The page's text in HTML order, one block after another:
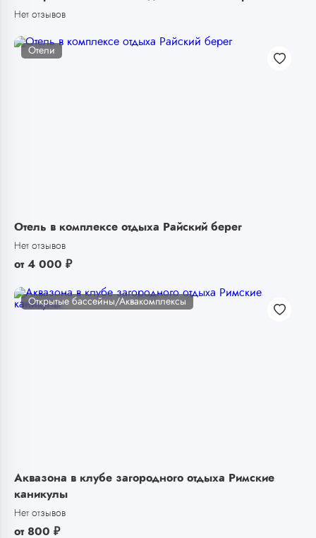
Нет отзывов
Отели
Отель в комплексе отдыха Райский берег
Нет отзывов
от 4 000 ₽
Открытые бассейны/Аквакомплексы
Аквазона в клубе загородного отдыха Римские
каникулы
Нет отзывов
от 800 ₽